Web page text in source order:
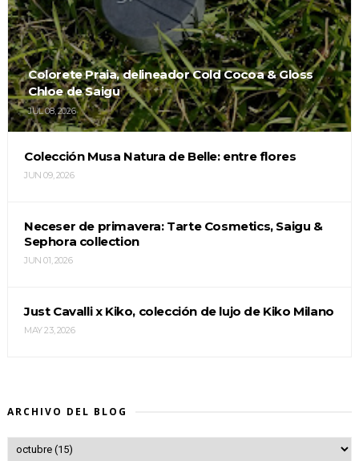
Colorete Praia, delineador Cold Cocoa & Gloss
Chloe de Saigu
JUL 08, 2026
Colección Musa Natura de Belle: entre flores
JUN 09, 2026
Neceser de primavera: Tarte Cosmetics, Saigu &
Sephora collection
JUN 01, 2026
Just Cavalli x Kiko, colección de lujo de Kiko Milano
MAY 23, 2026
ARCHIVO DEL BLOG